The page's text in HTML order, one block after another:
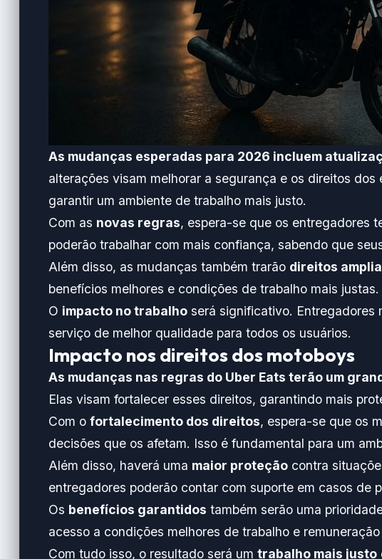
As mudanças esperadas para 2026 incluem
alterações visam melhorar a segurança e os direitos
garantir um ambiente de trabalho mais justo.
Com as novas regras, espera-se que os entregadores
poderão trabalhar com mais confiança, sabendo que
Além disso, as mudanças também trarão direitos
benefícios melhores e condições de trabalho mais justas.
O impacto no trabalhoserá significativo. Entregadores
serviço de melhor qualidade para todos os usuários.
Impacto nos direitos dos motoboys
As mudanças nas regras do Uber Eats terão um
Elas visam fortalecer esses direitos, garantindo mais
Com o fortalecimento dos direitos, espera-se que os
decisões que os afetam. Isso é fundamental para um
Além disso, haverá uma maior proteçãocontra
entregadores poderão contar com suporte em casos de
Os benefícios garantidos também serão uma
acesso a condições melhores de trabalho e remuneração
Com tudo isso, o resultado será um trabalho mais justo